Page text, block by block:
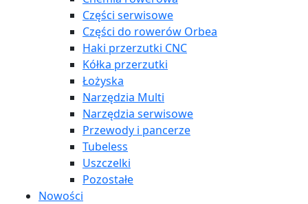
Części serwisowe
Części do rowerów Orbea
Haki przerzutki CNC
Kółka przerzutki
Łożyska
Narzędzia Multi
Narzędzia serwisowe
Przewody i pancerze
Tubeless
Uszczelki
Pozostałe
Nowości